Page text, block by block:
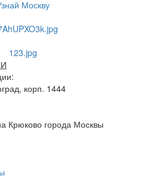
корп. 1444
Крюково города Москвы